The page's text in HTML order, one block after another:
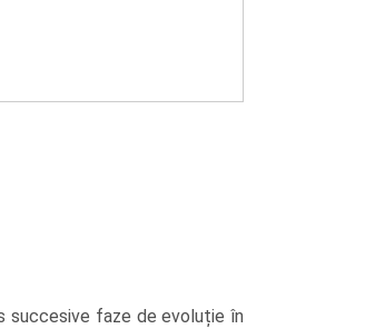
succesive faze de evoluție în